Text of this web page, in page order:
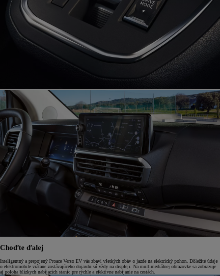
Choďte ďalej
Inteligentný a prepojený Proace Verso EV vás zbaví všetkých obáv o jazde na elektrický pohon. Dôležité údaje
o elektromobile vrátane zostávajúceho dojazdu sú vždy na displeji. Na multimediálnej obrazovke sa zobrazuje
aj poloha blízkych nabíjacích staníc pre rýchle a efektívne nabíjanie na cestách.